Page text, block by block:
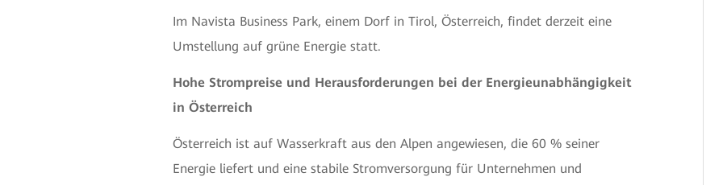
Im Navista Business Park, einem Dorf in Tirol, Österreich, findet derzeit eine
Umstellung auf grüne Energie statt.
Hohe Strompreise und Herausforderungen bei der Energieunabhängigkeit
in Österreich
Österreich ist auf Wasserkraft aus den Alpen angewiesen, die 60 % seiner
Energie liefert und eine stabile Stromversorgung für Unternehmen und